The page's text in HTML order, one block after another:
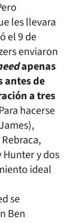
les llevara
el 9 de
enviaron
apenas
antes de
a tres
Para hacerse
Hunter y dos
ideal
se
Ben